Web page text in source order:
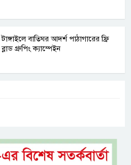
টাঙ্গাইলে বাতিঘর আদর্শ পাঠাগারের ফ্রি
ব্লাড গ্রুপিং ক্যাম্পেইন